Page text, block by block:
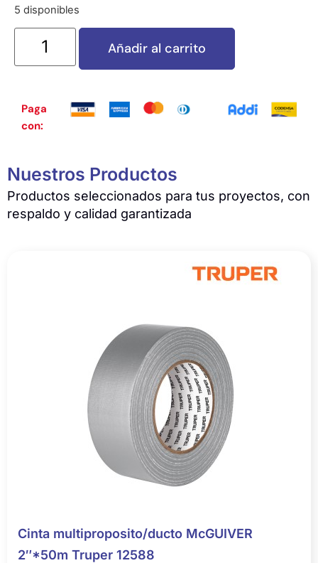
5 disponibles
Añadir al carrito
Paga
con:
Nuestros Productos
Productos seleccionados para tus proyectos, con
respaldo y calidad garantizada
Cinta multiproposito/ducto McGUIVER
2″*50m Truper 12588